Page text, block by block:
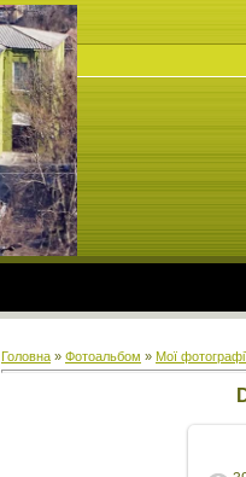
Головна » Фотоальбом » Мої